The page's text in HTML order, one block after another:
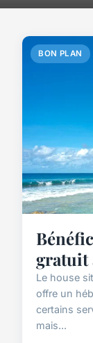
BON PLAN
gratuit
Le house
offre un
certains
mais...